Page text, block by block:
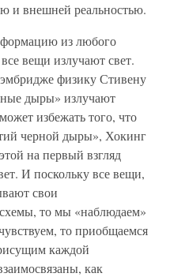
и внешней реальностью.
из любого
вещи излучают свет.
физику Стивену
дыры» излучают
избежать того, что
черной дыры», Хокинг
на первый взгляд
И поскольку все вещи,
свои
то мы «наблюдаем»
то приобщаемся
каждой
как